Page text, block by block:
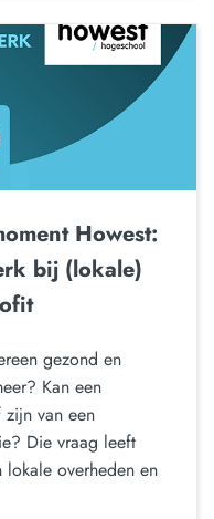
Howest:
bij (lokale)
gezond en
Kan een
van een
Die vraag leeft
overheden en